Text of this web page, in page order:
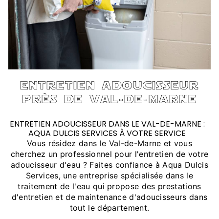
entretien adoucisseur
près de val-de-marne
ENTRETIEN ADOUCISSEUR DANS LE VAL-DE-MARNE :
AQUA DULCIS SERVICES À VOTRE SERVICE
Vous résidez dans le Val-de-Marne et vous
cherchez un professionnel pour l'entretien de votre
adoucisseur d'eau ? Faites confiance à Aqua Dulcis
Services, une entreprise spécialisée dans le
traitement de l'eau qui propose des prestations
d'entretien et de maintenance d'adoucisseurs dans
tout le département.